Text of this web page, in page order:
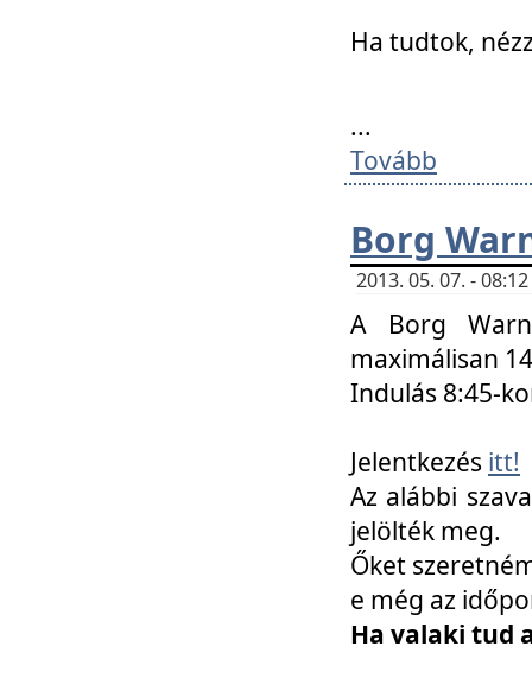
Ha tudtok,
...
Tovább
Borg
2013. 05. 07. -
A Borg
maximálisan
Indulás 8:45-
Jelentkezés itt!
Az alábbi
jelölték meg.
Őket
e még az
Ha valaki tud